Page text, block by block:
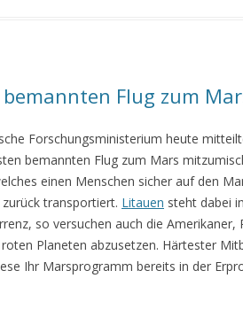
Flug zum
Forschungsministerium heute
bemannten Flug zum Mars
einen Menschen sicher auf den
transportiert. Litauen steht dabei
so versuchen auch die Amerikaner,
Planeten abzusetzen. Härtester
Ihr Marsprogramm bereits in der